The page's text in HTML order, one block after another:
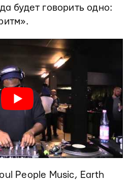
будет говорить одно:
People Music, Earth